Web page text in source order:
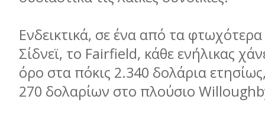
Ενδεικτικά, σε ένα από τα
Σίδνεϊ, το Fairfield, κάθε ενήλικας
όρο στα πόκις 2.340 δολάρια
270 δολαρίων στο πλούσιο